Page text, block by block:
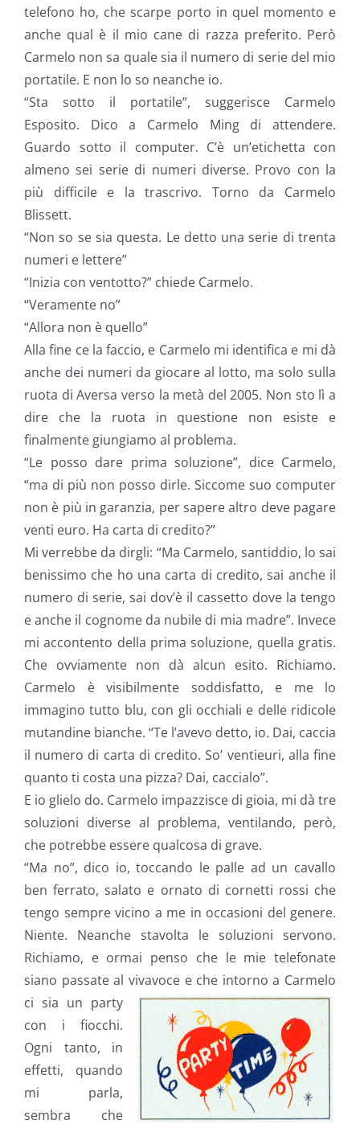
telefono ho, che scarpe porto in quel momento e
anche qual è il mio cane di razza preferito. Però
Carmelo non sa quale sia il numero di serie del mio
portatile. E non lo so neanche io.
“Sta sotto il portatile”, suggerisce Carmelo
Esposito. Dico a Carmelo Ming di attendere.
Guardo sotto il computer. C’è un’etichetta con
almeno sei serie di numeri diverse. Provo con la
più difficile e la trascrivo. Torno da Carmelo
Blissett.
“Non so se sia questa. Le detto una serie di trenta
numeri e lettere”
“Inizia con ventotto?” chiede Carmelo.
“Veramente no”
“Allora non è quello”
Alla fine ce la faccio, e Carmelo mi identifica e mi dà
anche dei numeri da giocare al lotto, ma solo sulla
ruota di Aversa verso la metà del 2005. Non sto lì a
dire che la ruota in questione non esiste e
finalmente giungiamo al problema.
“Le posso dare prima soluzione”, dice Carmelo,
“ma di più non posso dirle. Siccome suo computer
non è più in garanzia, per sapere altro deve pagare
venti euro. Ha carta di credito?”
Mi verrebbe da dirgli: “Ma Carmelo, santiddio, lo sai
benissimo che ho una carta di credito, sai anche il
numero di serie, sai dov’è il cassetto dove la tengo
e anche il cognome da nubile di mia madre”. Invece
mi accontento della prima soluzione, quella gratis.
Che ovviamente non dà alcun esito. Richiamo.
Carmelo è visibilmente soddisfatto, e me lo
immagino tutto blu, con gli occhiali e delle ridicole
mutandine bianche. “Te l’avevo detto, io. Dai, caccia
il numero di carta di credito. So’ ventieuri, alla fine
quanto ti costa una pizza? Dai, caccialo”.
E io glielo do. Carmelo impazzisce di gioia, mi dà tre
soluzioni diverse al problema, ventilando, però,
che potrebbe essere qualcosa di grave.
“Ma no”, dico io, toccando le palle ad un cavallo
ben ferrato, salato e ornato di cornetti rossi che
tengo sempre vicino a me in occasioni del genere.
Niente. Neanche stavolta le soluzioni servono.
Richiamo, e ormai penso che le mie telefonate
siano passate al vivavoce e che intorno a Carmelo
ci sia un party
con i fiocchi.
Ogni tanto, in
effetti, quando
mi parla,
sembra che